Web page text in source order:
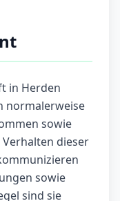
in Herden
normalerweise
sowie
dieser
sowie
sind sie